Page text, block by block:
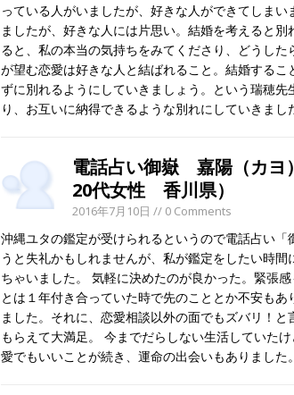
っている人がいましたが、好きな人ができてしま
ましたが、好きな人には片思い。結婚を考えると
ると、私の本当の気持ちをみてくださり、どうし
が望む恋愛は好きな人と結ばれること。結婚する
ずに別れるようにしていきましょう。という瑞穂
り、お互いに納得できるような別れにしていきま
電話占い御嶽 嘉陽（カヨ
20代女性 香川県）
2016年7月10日 // 0 Comments
沖縄ユタの鑑定が受けられるというので電話占い
うと失礼かもしれませんが、私が鑑定をしたい時
ちゃいました。 気軽に決めたのが良かった。緊張
とは１年付き合っていた時で先のこととか不安も
ました。それに、恋愛相談以外の面でもズバリ！
もらえて大満足。 今までだらしない生活していた
愛でもいいことが続き、運命の出会いもありまし